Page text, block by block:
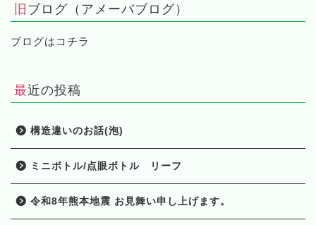
旧ブログ（アメーバブログ）
ブログはコチラ
最近の投稿
構造違いのお話(泡)
ミニボトル/点眼ボトル リーフ
令和8年熊本地震 お見舞い申し上げます。HOME